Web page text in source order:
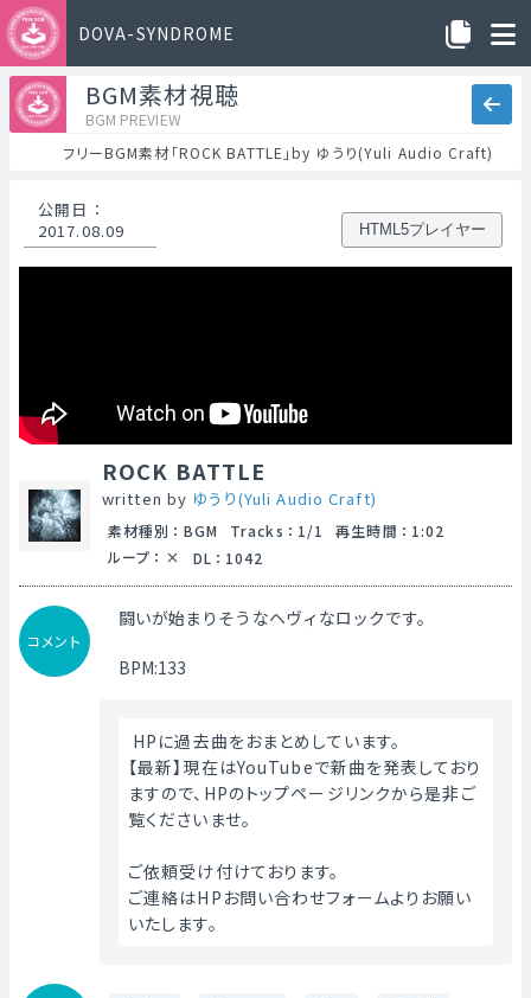
DOVA-SYNDROME
BGM素材視聴
BGM PREVIEW
フリーBGM素材「ROCK BATTLE」by ゆうり(Yuli Audio Craft)
公開日 ：
2017.08.09
HTML5プレイヤー
ROCK BATTLE
written by ゆうり(Yuli Audio Craft)
素材種別 ： BGM Tracks ： 1/1 再生時間 ： 1:02
ループ ： DL ： 1042
コメント
闘いが始まりそうなヘヴィなロックです。
BPM:133
HPに過去曲をおまとめしています。
【最新】現在はYouTubeで新曲を発表しており
ますので、HPのトップページリンクから是非ご
覧くださいませ。
ご依頼受け付けております。
ご連絡はHPお問い合わせフォームよりお願い
いたします。